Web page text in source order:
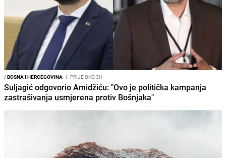
/BOSNA I HERCEGOVINA I PRIJE OKO 3H
Suljagić odgovorio Amidžiću: "Ovo je politička kampanja
zastrašivanja usmjerena protiv Bošnjaka"